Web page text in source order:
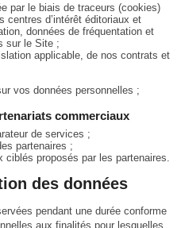
par le biais de traceurs (cookies)
centres d’intérêt éditoriaux et
données de fréquentation et
sur le Site ;
applicable, de nos contrats et
vos données personnelles ;
commerciaux
de services ;
partenaires ;
proposés par les partenaires.
des données
pendant une durée conforme
aux finalités pour lesquelles